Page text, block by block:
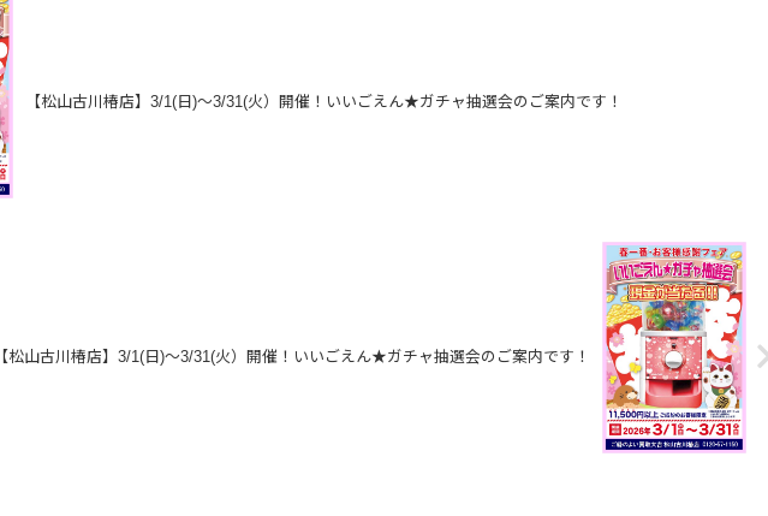
【松山古川椿店】3/1(日)～3/31(火）開催！いいごえん★ガチャ抽選会のご案内です！
【松山古川椿店】3/1(日)～3/31(火）開催！いいごえん★ガチャ抽選会のご案内です！